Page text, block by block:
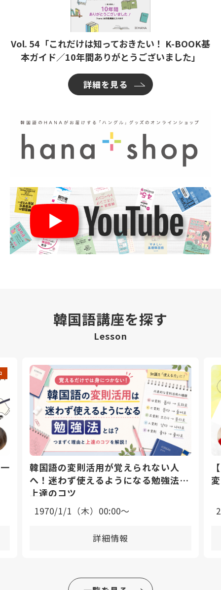
Vol. 54「これだけは知っておきたい！ K-BOOK基
本ガイド／10年間ありがとうございました」
詳細を見る
韓国語講座を探す
Lesson
韓国語の変則活用が覚えられない人
へ！迷わず使えるようになる勉強法と
上達のコツ
1970/1/1（木）00:00〜
詳細情報